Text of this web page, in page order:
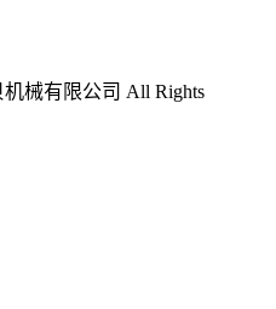
械有限公司 All Rights